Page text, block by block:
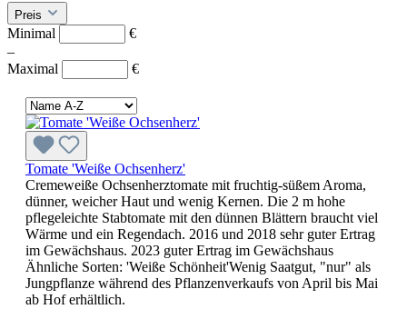
Preis
Minimal
€
–
Maximal
€
Tomate 'Weiße Ochsenherz'
Cremeweiße Ochsenherztomate mit fruchtig-süßem Aroma,
dünner, weicher Haut und wenig Kernen. Die 2 m hohe
pflegeleichte Stabtomate mit den dünnen Blättern braucht viel
Wärme und ein Regendach. 2016 und 2018 sehr guter Ertrag
im Gewächshaus. 2023 guter Ertrag im Gewächshaus
Ähnliche Sorten: 'Weiße Schönheit'Wenig Saatgut, "nur" als
Jungpflanze während des Pflanzenverkaufs von April bis Mai
ab Hof erhältlich.